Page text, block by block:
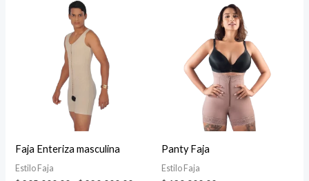
Faja Enteriza masculina
Estilo Faja
Panty Faja
Estilo Faja